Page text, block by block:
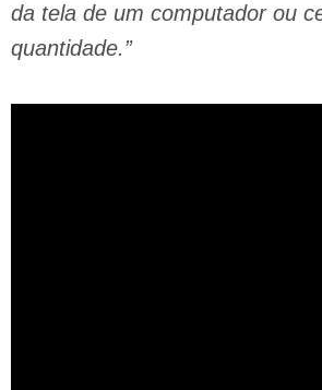
da tela de um computador ou
quantidade.”